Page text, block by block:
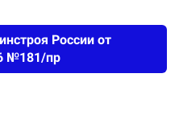
России от
№181/пр